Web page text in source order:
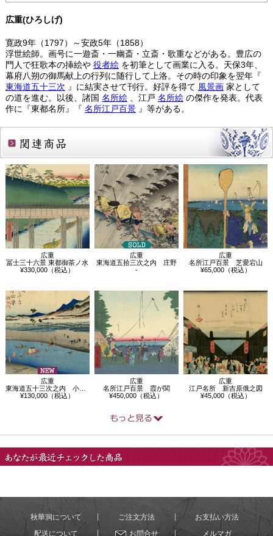
広重(ひろしげ)
寛政9年（1797）～安政5年（1858）
浮世絵師。画号に一遊斎・一幽斎・立斎・歌重などがある。豊広の
門人で狂歌本の挿絵や 役者絵を初筆として画業に入る。天保3年、
幕府八朔の御馬献上の行列に随行して上洛。その時の印象を翌年『
東海道五十三次 』に結実させて刊行。好評を得て 風景画家として
の道を進む。以後、諸国 名所絵、江戸 名所絵の傑作を発表。代表
作に『東都名所』『 名所江戸百景』等がある。
関連商品
広重
冨士三十六景 東都御茶ノ水
¥330,000（税込）
広重
東海道五拾三次之内 庄野
-
広重
名所江戸百景 芝愛宕山
¥65,000（税込）
広重
東海道五十三次之内 小田原 酒匂川
¥130,000（税込）
広重
名所江戸百景 霞が関
¥450,000（税込）
広重
江戸名所 新吉原俄之図
¥45,000（税込）
秋華洞について ご注文方法
お支払い方法
配送について
お問合せ メルマガ